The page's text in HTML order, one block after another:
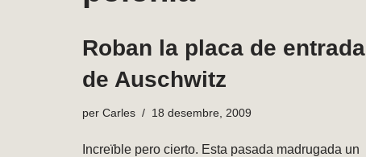
Roban la placa de entrada
de Auschwitz
per Carles 18 desembre, 2009
Increïble pero cierto. Esta pasada madrugada un